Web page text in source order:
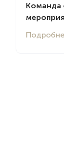
Команда